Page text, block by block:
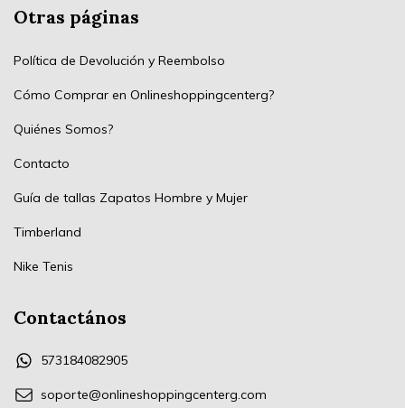
Otras páginas
Política de Devolución y Reembolso
Cómo Comprar en Onlineshoppingcenterg?
Quiénes Somos?
Contacto
Guía de tallas Zapatos Hombre y Mujer
Timberland
Nike Tenis
Contactános
573184082905
soporte@onlineshoppingcenterg.com